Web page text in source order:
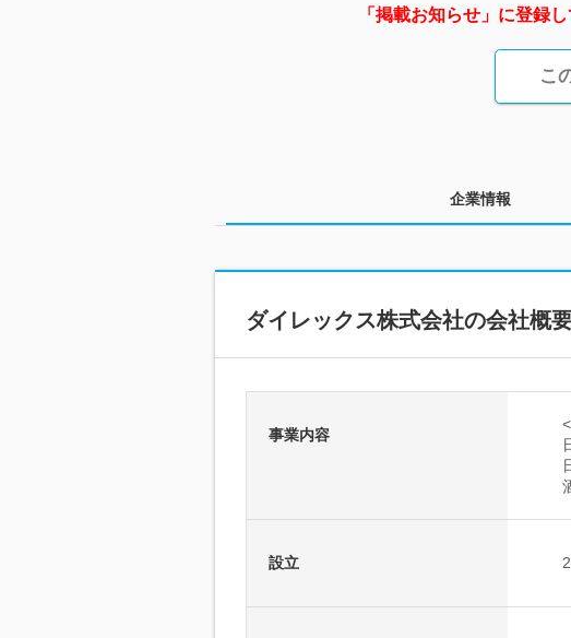
「掲載お知らせ」に登録
こ
企業情報
ダイレックス株式会社の会社概
事業内容
設立